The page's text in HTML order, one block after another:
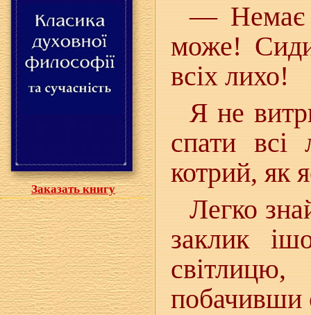
Заказать книгу
— Немає
може!
всіх лихо!
Я не
спати всі
котрий, як
Легко
заклик
побачивши